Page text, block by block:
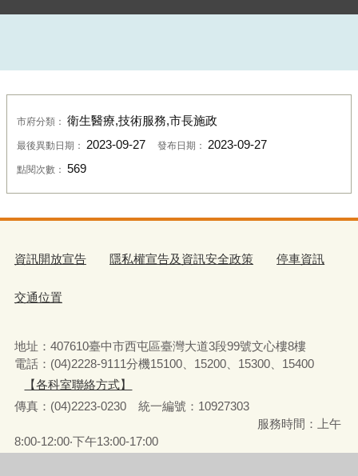
市府分類： 衛生醫療,技術服務,市長施政
最後異動日期： 2023-09-27 發布日期： 2023-09-27
點閱次數： 569
資訊開放宣告 隱私權宣告及資訊安全政策 停車資訊
交通位置
地址：407610臺中市西屯區臺灣大道3段99號文心樓8樓
電話：(04)2228-9111分機15100、15200、15300、15400
【各科室聯絡方式】
傳真：(04)2223-0230 統一編號 ： 10927303
服務時間：上午
8:00-12:00‧下午13:00-17:00